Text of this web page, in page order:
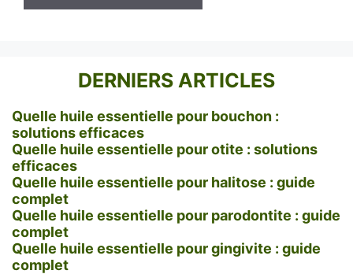
DERNIERS ARTICLES
Quelle huile essentielle pour bouchon :
solutions efficaces
Quelle huile essentielle pour otite : solutions
efficaces
Quelle huile essentielle pour halitose : guide
complet
Quelle huile essentielle pour parodontite : guide
complet
Quelle huile essentielle pour gingivite : guide
complet